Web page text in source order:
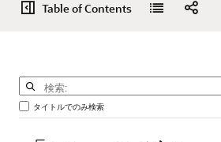
Table of Contents
タイトルでのみ検索